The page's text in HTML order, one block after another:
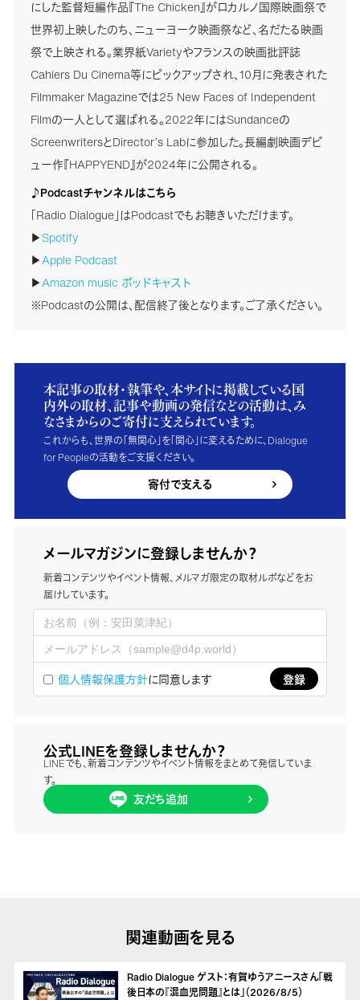
にした監督短編作品『The Chicken』がロカルノ国際映画祭で
世界初上映したのち、ニューヨーク映画祭など、名だたる映画
祭で上映される。業界紙Varietyやフランスの映画批評誌
Cahiers Du Cinema等にピックアップされ、10月に発表された
Filmmaker Magazineでは25 New Faces of Independent
Filmの一人として選ばれる。2022年にはSundanceの
ScreenwritersとDirector’s Labに参加した。長編劇映画デビ
ュー作『HAPPYEND』が2024年に公開される。
♪Podcastチャンネルはこちら
「Radio Dialogue」はPodcastでもお聴きいただけます。
▶Spotify
▶Apple Podcast
▶Amazon music ポッドキャスト
※Podcastの公開は、配信終了後となります。ご了承ください。
本記事の取材・執筆や、本サイトに掲載している国
内外の取材、記事や動画の発信などの活動は、み
なさまからのご寄付に支えられています。
これからも、世界の「無関心」を「関心」に変えるために、Dialogue
for Peopleの活動をご支援ください。
寄付で支える
メールマガジンに登録しませんか？
新着コンテンツやイベント情報、メルマガ限定の取材ルポなどをお
届けしています。
個人情報保護方針に同意します
公式LINEを登録しませんか？
LINEでも、新着コンテンツやイベント情報をまとめて発信していま
す。
友だち追加
関連動画を見る
Radio Dialogue ゲスト：有賀ゆうアニースさん「戦
後日本の『混血児問題』とは」（2026/8/5）